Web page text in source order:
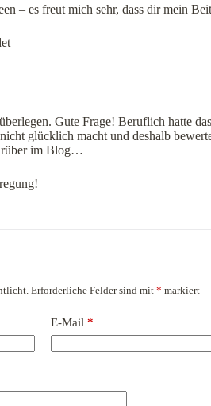
– es freut mich sehr, dass dir mein
Gute Frage! Beruflich hatte
glücklich macht und deshalb
im Blog…
Erforderliche Felder sind mit * markiert
E-Mail *